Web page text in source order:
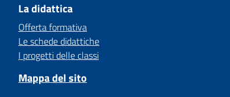
La didattica
Offerta formativa
Le schede didattiche
I progetti delle classi
Mappa del sito